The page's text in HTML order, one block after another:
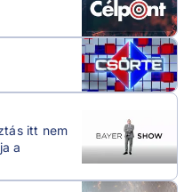
itt nem
a